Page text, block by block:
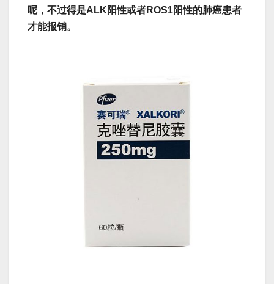
呢，不过得是ALK阳性或者ROS1阳性的肺癌患者
才能报销。